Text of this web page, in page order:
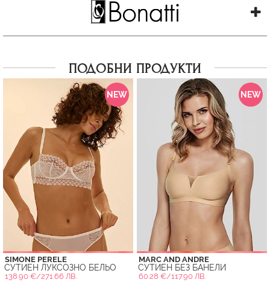
ПОДОБНИ ПРОДУКТИ
NEW
SIMONE PERELE
СУТИЕН ЛУКСОЗНО БЕЛЬО
138.90 €/271.66 ЛВ.
NEW
MARC AND ANDRE
СУТИЕН БЕЗ БАНЕЛИ
60.28 €/117.90 ЛВ.